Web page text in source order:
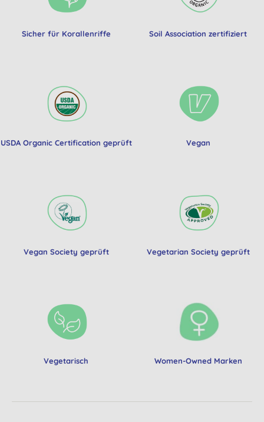
Sicher für Korallenriffe Soil Association zertifiziert
USDA Organic Certification geprüft Vegan
Vegan Society geprüft Vegetarian Society geprüft
Vegetarisch Women-Owned Marken